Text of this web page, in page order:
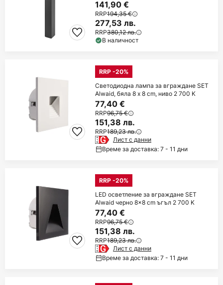
141,90 €
RRP194,35 €
277,53 лв.
RRP380,12 лв.
В наличност
RRP -20%
Светодиодна лампа за вграждане SET
Alwaid, бяла 8 x 8 cm, ниво 2 700 K
77,40 €
RRP96,75 €
151,38 лв.
RRP189,23 лв.
Лист с данни
Време за доставка: 7 - 11 дни
RRP -20%
LED осветление за вграждане SET
Alwaid черно 8x8 cm ъгъл 2 700 K
77,40 €
RRP96,75 €
151,38 лв.
RRP189,23 лв.
Лист с данни
Време за доставка: 7 - 11 дни